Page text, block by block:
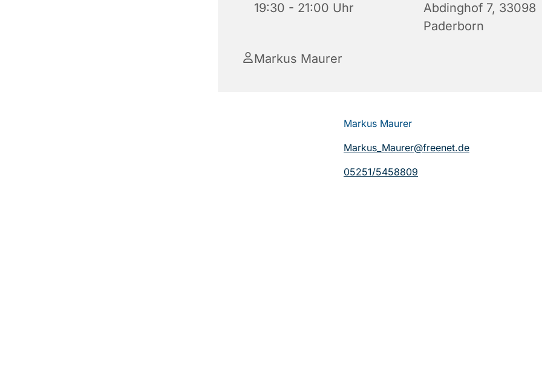
19:30 - 21:00 Uhr
Abdinghof 7, 33098
Paderborn
Markus Maurer
Markus Maurer
Markus_Maurer@freenet.de
05251/5458809